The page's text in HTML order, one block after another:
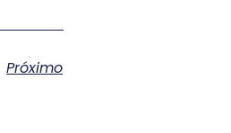
Próximo